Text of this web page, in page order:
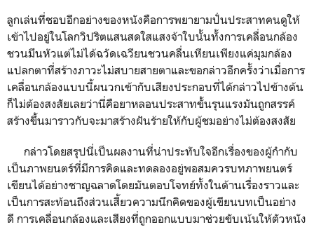
ลูกเล่นที่ชอบอีกอย่างของหนังคือการพยายามปั่นประสาทคนดูให้
เข้าไปอยู่ในโลกวิปริตแสนสดใสแสงจ้าใบนั้นทั้งการเคลื่อนกล้อง
ชวนมึนหัวแต่ไม่ได้ฉวัดเฉวียนชวนคลื่นเหียนเพียงแค่มุมกล้อง
แปลกตาที่สร้างภาวะไม่สบายสายตาและขอกล่าวอีกครั้งว่าเมื่อการ
เคลื่อนกล้องแบบนี้ผนวกเข้ากับเสียงประกอบที่ได้กล่าวไปข้างต้น
ก็ไม่ต้องสงสัยเลยว่านี่คือยาหลอนประสาทขั้นรุนแรงมันถูกสรรค์
สร้างขึ้นมาราวกับจะมาสร้างฝันร้ายให้กับผู้ชมอย่างไม่ต้องสงสัย
กล่าวโดยสรุปนี่เป็นผลงานที่น่าประทับใจอีกเรื่องของผู้กำกับ
เป็นภาพยนตร์ที่มีการคิดและทดลองอยู่พอสมควรบทภาพยนตร์
เขียนได้อย่างชาญฉลาดโดยมันตอบโจทย์ทั้งในด้านเรื่องราวและ
เป็นการสะท้อนถึงส่วนเสี้ยวความนึกคิดของผู้เขียนบทเป็นอย่าง
ดี การเคลื่อนกล้องและเสียงที่ถูกออกแบบมาช่วยขับเน้นให้ตัวหนัง